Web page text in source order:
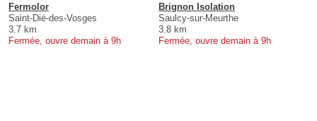
Fermolor
Saint-Dié-des-Vosges
3.7 km
Fermée, ouvre demain à 9h
Brignon Isolation
Saulcy-sur-Meurthe
3.8 km
Fermée, ouvre demain à 9h